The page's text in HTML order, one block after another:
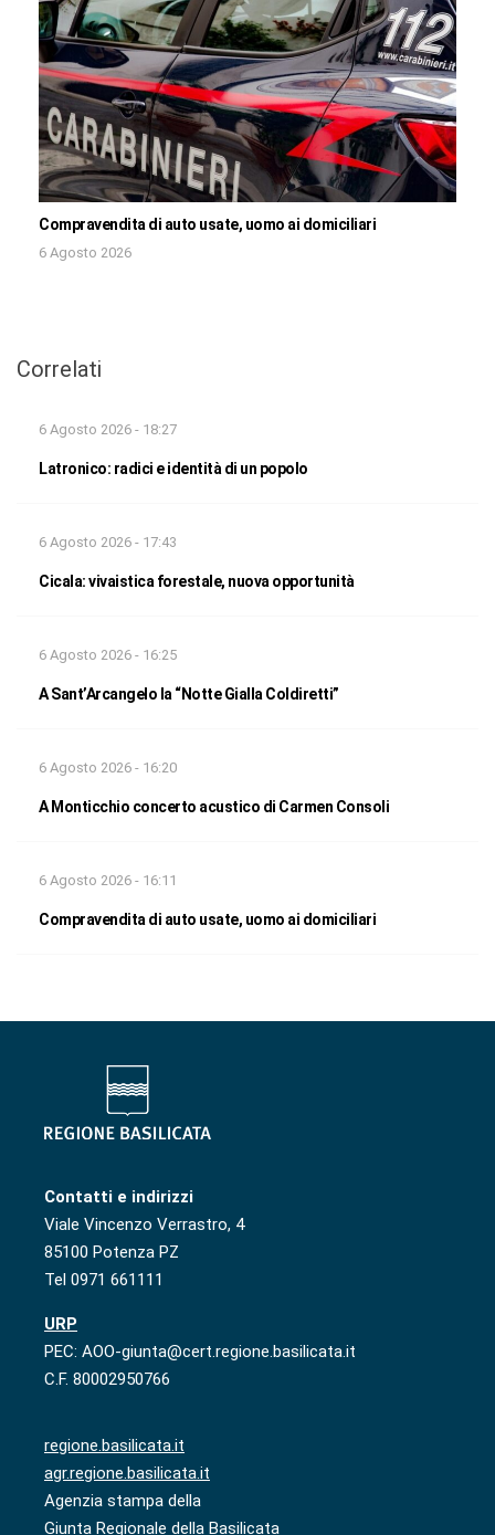
Compravendita di auto usate, uomo ai domiciliari
6 Agosto 2026
Correlati
6 Agosto 2026 - 18:27
Latronico: radici e identità di un popolo
6 Agosto 2026 - 17:43
Cicala: vivaistica forestale, nuova opportunità
6 Agosto 2026 - 16:25
A Sant’Arcangelo la “Notte Gialla Coldiretti”
6 Agosto 2026 - 16:20
A Monticchio concerto acustico di Carmen Consoli
6 Agosto 2026 - 16:11
Compravendita di auto usate, uomo ai domiciliari
Contatti e indirizzi
Viale Vincenzo Verrastro, 4
85100 Potenza PZ
Tel 0971 661111
URP
PEC: AOO-giunta@cert.regione.basilicata.it
C.F. 80002950766
regione.basilicata.it
agr.regione.basilicata.it
Agenzia stampa della
Giunta Regionale della Basilicata